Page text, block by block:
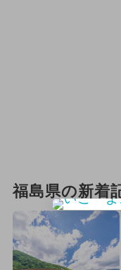
福島県の新着